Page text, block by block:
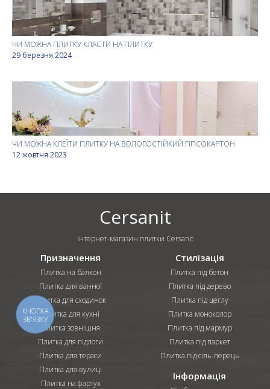
ЧИ МОЖНА ПЛИТКУ КЛАСТИ НА ПЛИТКУ
29 березня 2024
ЧИ МОЖНА КЛЕЇТИ ПЛИТКУ НА ВОЛОГОСТІЙКИЙ ГІПСОКАРТОН
12 жовтня 2023
Cersanit
Інтернет-магазин плитки Cersanit
Призначення
Плитка на балкон
Плитка для ванної
Плитка для сходинок
Плитка для кухні
Плитка зовнішня
Плитка для підлоги
Плитка для тераси
Плитка для вулиці
Плитка на фартух
Стилізація
Плитка під бетон
Плитка під дерево
Плитка під цеглу
Плитка моноколор
Плитка під мармур
Плитка під паркет
Плитка під сіль-перець
Інформація
КНОПКА
ЗВ'ЯЗКУ